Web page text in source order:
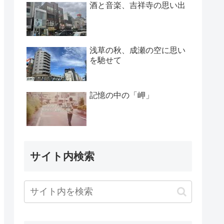
酒と音楽、吉祥寺の思い出
浅草の秋、成瀬の空に思い
を馳せて
記憶の中の「岬」
サイト内検索